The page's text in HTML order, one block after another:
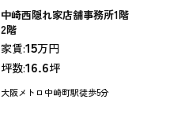
中崎西隠れ家店舗事務所1階
2階
家賃:15万円
坪数:16.6坪
大阪メトロ中崎町駅徒歩5分